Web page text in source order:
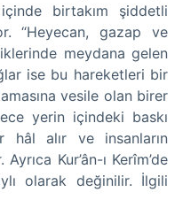
içinde birtakım şiddetli
“Heyecan, gazap ve
meydana gelen
ise bu hareketleri bir
vesile olan birer
yerin içindeki baskı
hâl alır ve insanların
Kur’ân-ı Kerîm’de
olarak değinilir. İlgili